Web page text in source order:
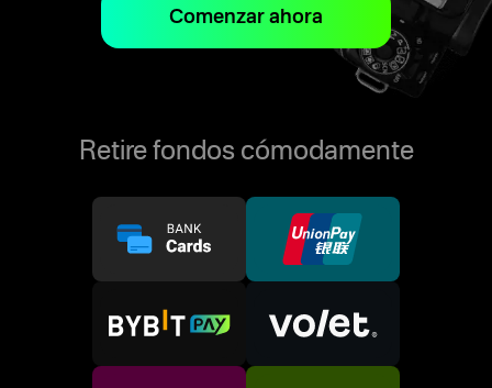
Comenzar ahora
Retire fondos cómodamente